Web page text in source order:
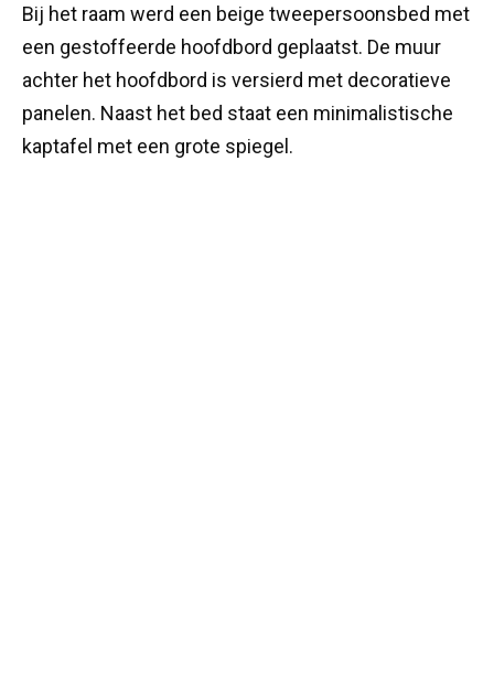
Bij het raam werd een beige tweepersoonsbed met
een gestoffeerde hoofdbord geplaatst. De muur
achter het hoofdbord is versierd met decoratieve
panelen. Naast het bed staat een minimalistische
kaptafel met een grote spiegel.